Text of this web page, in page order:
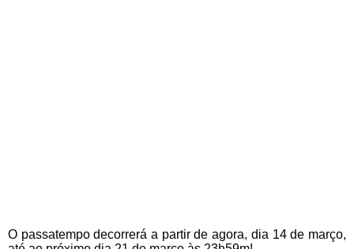
O passatempo decorrerá a partir de agora, dia 14 de março,